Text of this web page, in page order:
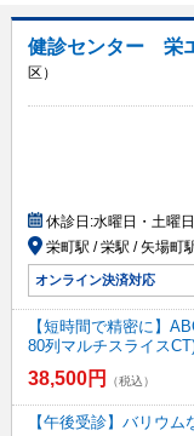
健診センター 栄
区）
休診日:水曜日・土曜
栄町駅 / 栄駅 / 矢場町
オンライン決済対応
【短時間で精密に】
80列マルチスライス
38,500円 （税込）
【午後受診】バリウ